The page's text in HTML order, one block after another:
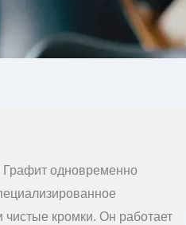
Графит одновременно
чистые кромки. Он работает